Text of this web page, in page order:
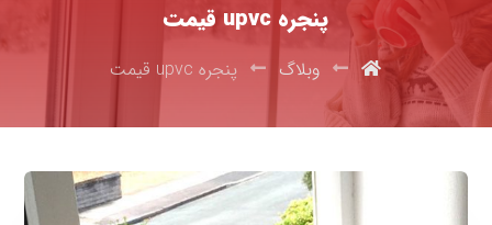
پنجره upvc قیمت
وبلاگ پنجره upvc قیمت